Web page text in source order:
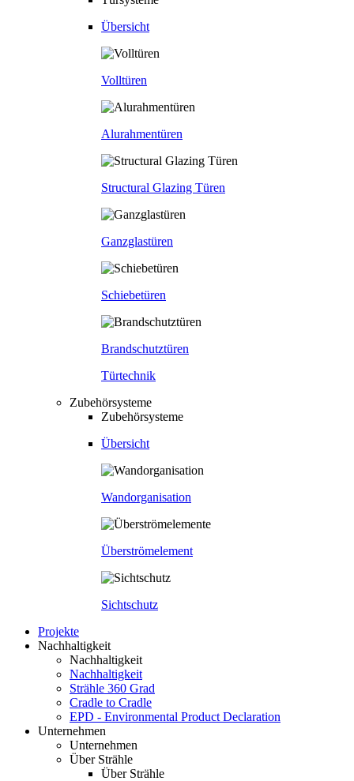
Übersicht
Volltüren
Alurahmentüren
Structural Glazing Türen
Ganzglastüren
Schiebetüren
Brandschutztüren
Türtechnik
Zubehörsysteme
Zubehörsysteme
Übersicht
Wandorganisation
Überströmelement
Sichtschutz
Projekte
Nachhaltigkeit
Nachhaltigkeit
Nachhaltigkeit
Strähle 360 Grad
Cradle to Cradle
EPD - Environmental Product Declaration
Unternehmen
Unternehmen
Über Strähle
Über Strähle